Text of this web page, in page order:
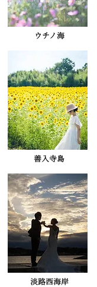
​ウチノ海
​善入寺島
​淡路西海岸